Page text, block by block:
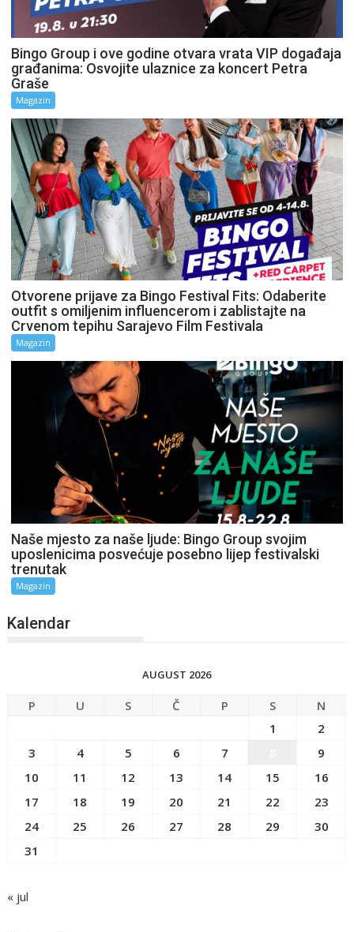
Bingo Group i ove godine otvara vrata VIP događaja
građanima: Osvojite ulaznice za koncert Petra
Graše
Magazin
Otvorene prijave za Bingo Festival Fits: Odaberite
outfit s omiljenim influencerom i zablistajte na
Crvenom tepihu Sarajevo Film Festivala
Magazin
Naše mjesto za naše ljude: Bingo Group svojim
uposlenicima posvećuje posebno lijep festivalski
trenutak
Magazin
Kalendar
AUGUST 2026
P U S Č P S
N
1
2
3
4 5 6 7
9
10
11 12 13 14 15
16
17
18 19 20 21 22
23
24
25 26 27 28 29
30
31
« jul